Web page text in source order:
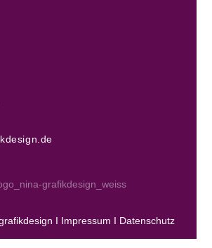
I Impressum I Datenschutz